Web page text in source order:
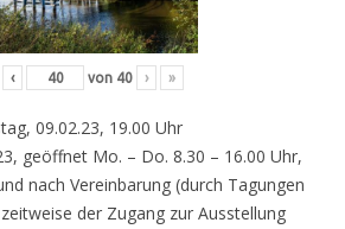
‹ von 40 › »
09.02.23, 19.00 Uhr
geöffnet Mo. – Do. 8.30 – 16.00 Uhr,
nach Vereinbarung (durch Tagungen
der Zugang zur Ausstellung